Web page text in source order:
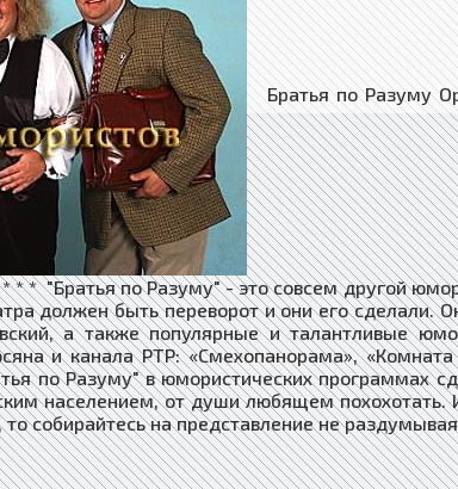
Братья по Разуму
* * "Братья по Разуму" - это совсем другой
должен быть переворот и они его сделали.
а также популярные и талантливые
и канала РТР: «Смехопанорама»,
по Разуму" в юмористических программах
населением, от души любящем
то собирайтесь на представление не